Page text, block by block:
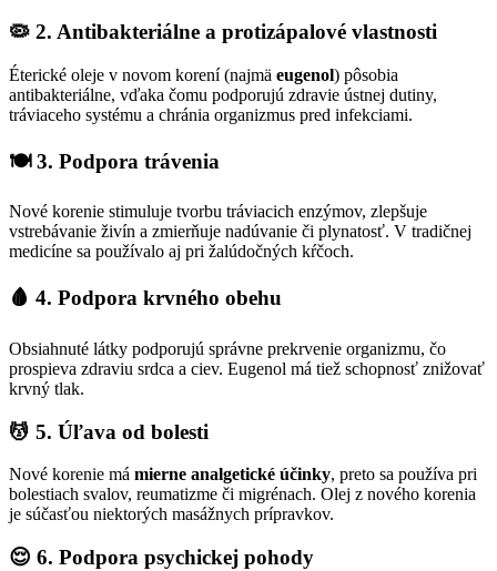
🦠 2. Antibakteriálne a protizápalové vlastnosti
Éterické oleje v novom korení (najmä eugenol) pôsobia
antibakteriálne, vďaka čomu podporujú zdravie ústnej dutiny,
tráviaceho systému a chránia organizmus pred infekciami.
🍽️ 3. Podpora trávenia
Nové korenie stimuluje tvorbu tráviacich enzýmov, zlepšuje
vstrebávanie živín a zmierňuje nadúvanie či plynatosť. V tradičnej
medicíne sa používalo aj pri žalúdočných kŕčoch.
🩸 4. Podpora krvného obehu
Obsiahnuté látky podporujú správne prekrvenie organizmu, čo
prospieva zdraviu srdca a ciev. Eugenol má tiež schopnosť znižovať
krvný tlak.
💆 5. Úľava od bolesti
Nové korenie má mierne analgetické účinky, preto sa používa pri
bolestiach svalov, reumatizme či migrénach. Olej z nového korenia
je súčasťou niektorých masážnych prípravkov.
😌 6. Podpora psychickej pohody